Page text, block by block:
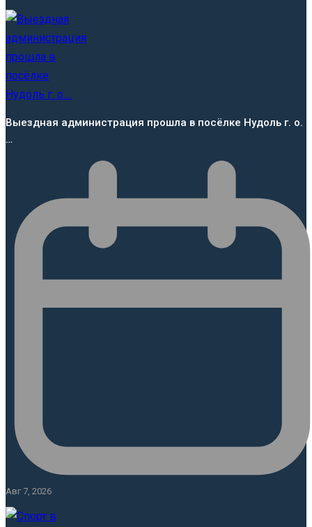
Выездная администрация прошла в посёлке Нудоль г. о.
…
Авг 7, 2026